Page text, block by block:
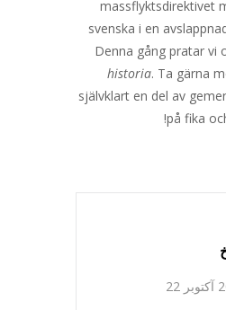
massflyktsdirektivet
svenska i en
Denna gång pratar vi
historia. Ta gärna
självklart en del av
på fika
22